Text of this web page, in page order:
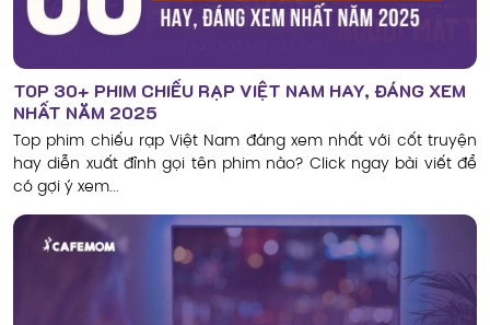
TOP 30+ PHIM CHIẾU RẠP VIỆT NAM HAY, ĐÁNG XEM
NHẤT NĂM 2025
Top phim chiếu rạp Việt Nam đáng xem nhất với cốt truyện
hay diễn xuất đỉnh gọi tên phim nào? Click ngay bài viết để
có gợi ý xem...